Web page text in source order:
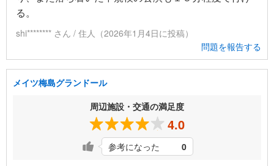
る。
shi******** さん / 住人（2026年1月4日に投稿）
問題を報告する
メイツ梅島グランドール
周辺施設・交通の満足度
4.0
参考になった 0